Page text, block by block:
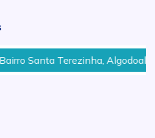
Terezinha, Algodoal, Vila